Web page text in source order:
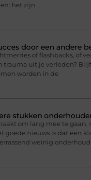
het zijn
door een andere
of flashbacks, of
trauma uit je verleden?
worden in de
stukken
om lang mee te gaan,
goede nieuws is dat een
weinig onderhoud